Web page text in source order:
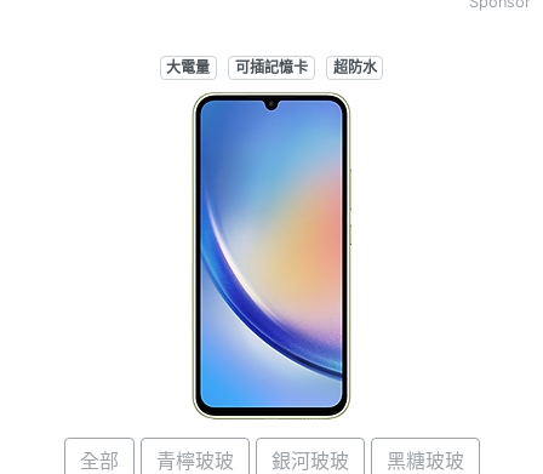
大電量 可插記憶卡 超防水
全部 青檸玻玻 銀河玻玻 黑糖玻玻